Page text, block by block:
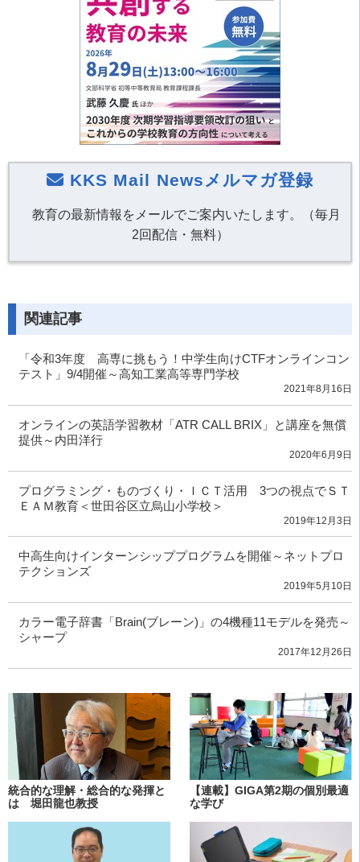
KKS Mail Newsメルマガ登録
教育の最新情報をメールでご案内いたします。（毎月
2回配信・無料）
関連記事
「令和3年度 高専に挑もう！中学生向けCTFオンラインコン
テスト」9/4開催～高知工業高等専門学校
2021年8月16日
オンラインの英語学習教材「ATR CALL BRIX」と講座を無償
提供～内田洋行
2020年6月9日
プログラミング・ものづくり・ＩＣＴ活用 3つの視点でＳＴ
ＥＡＭ教育＜世田谷区立烏山小学校＞
2019年12月3日
中高生向けインターンシッププログラムを開催～ネットプロ
テクションズ
2019年5月10日
カラー電子辞書「Brain(ブレーン)」の4機種11モデルを発売～
シャープ
2017年12月26日
統合的な理解・総合的な発揮と
は 堀田龍也教授
【連載】GIGA第2期の個別最適
な学び